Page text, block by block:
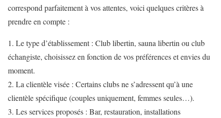
correspond parfaitement à vos attentes, voici quelques critères à
prendre en compte :
1. Le type d’établissement : Club libertin, sauna libertin ou club
échangiste, choisissez en fonction de vos préférences et envies du
moment.
2. La clientèle visée : Certains clubs ne s’adressent qu’à une
clientèle spécifique (couples uniquement, femmes seules…).
3. Les services proposés : Bar, restauration, installations